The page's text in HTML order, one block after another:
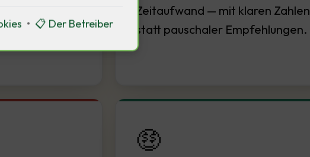
übersehen
Zeitaufwand — mit klaren Zahlen
statt pauschaler Empfehlungen.
🤑
• 📋 Der Betreiber